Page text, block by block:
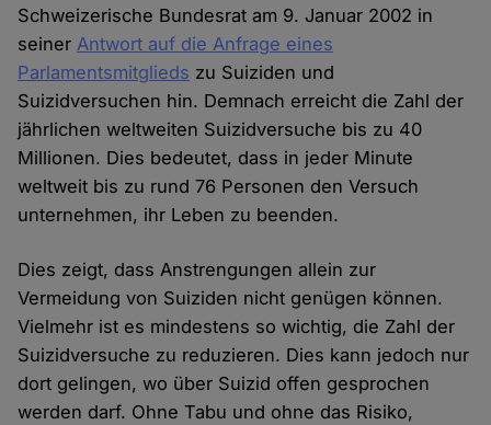
Schweizerische Bundesrat am 9. Januar 2002 in
seinerAntwort auf die Anfrage eines
Parlamentsmitglieds zu Suiziden und
Suizidversuchen hin. Demnach erreicht die Zahl der
jährlichen weltweiten Suizidversuche bis zu 40
Millionen. Dies bedeutet, dass in jeder Minute
weltweit bis zu rund 76 Personen den Versuch
unternehmen, ihr Leben zu beenden.
Dies zeigt, dass Anstrengungen allein zur
Vermeidung von Suiziden nicht genügen können.
Vielmehr ist es mindestens so wichtig, die Zahl der
Suizidversuche zu reduzieren. Dies kann jedoch nur
dort gelingen, wo über Suizid offen gesprochen
werden darf. Ohne Tabu und ohne das Risiko,